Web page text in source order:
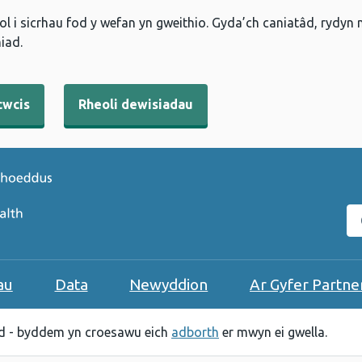
i sicrhau fod y wefan yn gweithio. Gyda’ch caniatâd,
Rheoli dewisiadau
Data Newyddion Ar Gyfer
- byddem yn croesawu eich adborth er mwyn ei gwella.